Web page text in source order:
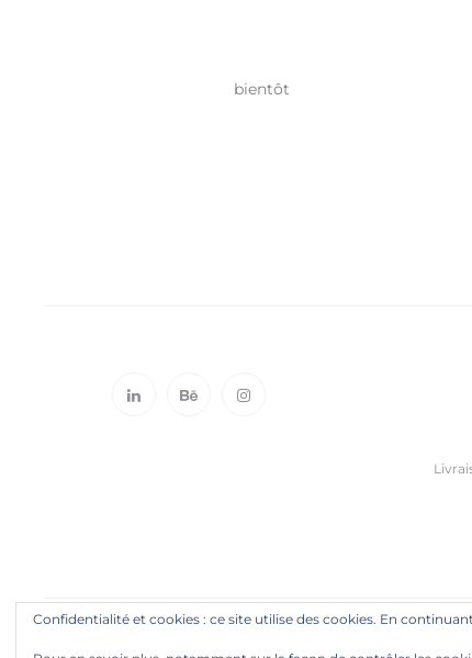
bientôt
Confidentialité et cookies : ce site utilise des cookies. En